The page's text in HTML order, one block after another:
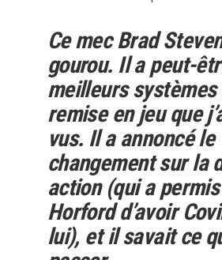
Ce mec Brad
gourou. Il a peut-
meilleurs systèmes
remise en jeu que
vus. Il a annoncé le
changement sur la
action (qui a
Horford d’avoir
lui), et il savait ce